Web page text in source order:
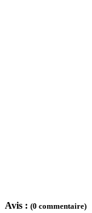
Avis : (0 commentaire)